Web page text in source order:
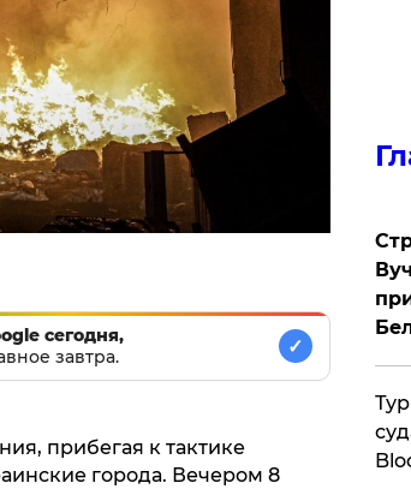
сегодня,
завтра.
✓
прибегая к тактике
города. Вечером 8